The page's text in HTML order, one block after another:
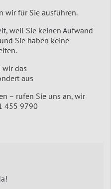
wir für Sie ausführen.
weil Sie keinen Aufwand
Sie haben keine
wir das
aus
– rufen Sie uns an, wir
455 9790